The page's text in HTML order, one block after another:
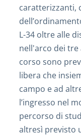
caratterizzanti,
L-34 oltre alle
nell'arco dei tre
corso sono
libera che
campo e ad
l’ingresso nel
percorso di
altresì previsto